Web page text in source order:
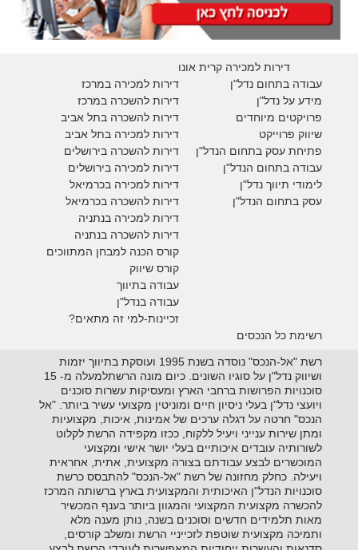
דירות למכירה קרית אונו
דירות למכירה במרכז
דירות להשכרה במרכז
דירות להשכרה בתל אביב
דירות למכירה בתל אביב
דירות להשכרה בירושלים
דירות למכירה בירושלים
דירות למכירה בכרמיאל
דירות להשכרה בכרמיאל
דירות למכירה בנתניה
דירות להשכרה בנתניה
קורס הכנה למבחן המתווכים
קורס שיווק
עבודה בתיווך
עבודה בנדל"ן
זכיינות-למי זה מתאים?
עבודה בתחום נדל"ן
מידע על נדל"ן
פרויקטים מיוחדים
שיווק פרוייקט
פתיחת עסק בתחום הנדל"ן
עבודה בתחום הנדל"ן
לימודי תיווך נדל"ן
עסק בתחום הנדל"ן
רשימת כל הנכסים
רשת "אל-הנכס" נוסדה בשנת 1995 ועוסקת בתיווך יזמות
ושיווק נדל"ן על סוגיו השונים. כיום מונה הרשתלמעלה מ- 15
סוכנויות הפרושות ברחבי הארץ ומעסיקות עשרות סוכנים
ויועצי נדל"ן בעלי ניסיון חיים ומוניטין מקצועי עשיר ביותר. "אל
הנכס" חרטה על דגלה ערכים של אמינות, איכות, מקצועיות
ומתן שירות ענייני ויעיל ללקוח, ככזו מקפידה הרשת לקלוט
לשורותיה עובדים איכותיים בעלי יושר אישי ומקצועי
המוכשרים לבצע עבודתם בצורה מקצועית, אתית, אחראית
ויעילה. כחלק מחזונה של רשת "אל-הנכס" להתבסס כרשת
סוכנויות הנדל"ן האיכותית והמקצועית בארץ ברשותה המרכז
להכשרה מקצועית המקצועי והמגוון ביותר בענף המכשיר
מאות תלמידים חדשים וסוכנים בשנה, נותן מענה מלא
ותמיכה מקצועית שוטפת לזכייניי הרשת ומשלב קורסים,